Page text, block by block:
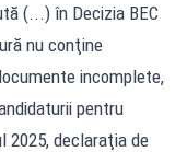
(...) în Decizia BEC
nu conţine
incomplete,
pentru
2025, declaraţia de